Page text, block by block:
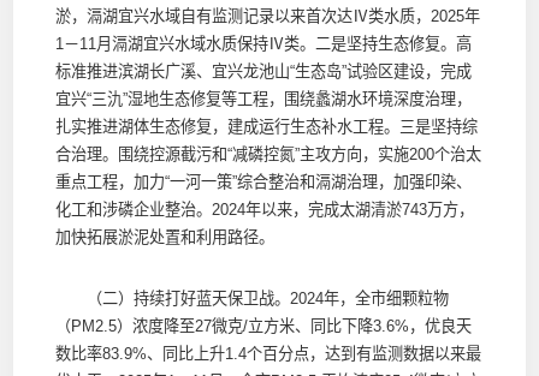
淤，滆湖宜兴水域自有监测记录以来首次达Ⅳ类水质，2025年
1－11月滆湖宜兴水域水质保持Ⅳ类。二是坚持生态修复。高
标准推进滨湖长广溪、宜兴龙池山“生态岛”试验区建设，完成
宜兴“三氿”湿地生态修复等工程，围绕蠡湖水环境深度治理，
扎实推进湖体生态修复，建成运行生态补水工程。三是坚持综
合治理。围绕控源截污和“减磷控氮”主攻方向，实施200个治太
重点工程，加力“一河一策”综合整治和滆湖治理，加强印染、
化工和涉磷企业整治。2024年以来，完成太湖清淤743万方，
加快拓展淤泥处置和利用路径。
（二）持续打好蓝天保卫战。2024年，全市细颗粒物
（PM2.5）浓度降至27微克/立方米、同比下降3.6%，优良天
数比率83.9%、同比上升1.4个百分点，达到有监测数据以来最